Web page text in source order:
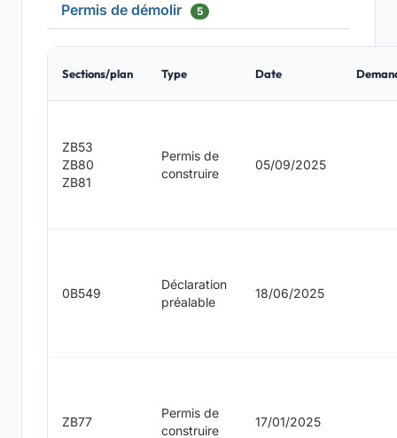
Permis de démolir 5
Sections/plan Type Date
ZB53
ZB80
ZB81
Permis de
construire
05/09/2025
0B549
Déclaration
préalable
18/06/2025
ZB77
Permis de
construire
17/01/2025